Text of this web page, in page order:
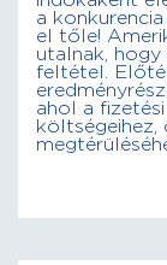
a
el tőle!
utalnak, hogy
feltétel.
ahol a